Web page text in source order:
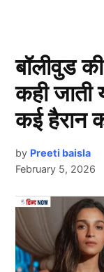
बाहर
बॉलीवुड
कही जाती
कई हैरान
by Preeti baisla
February 5, 2026